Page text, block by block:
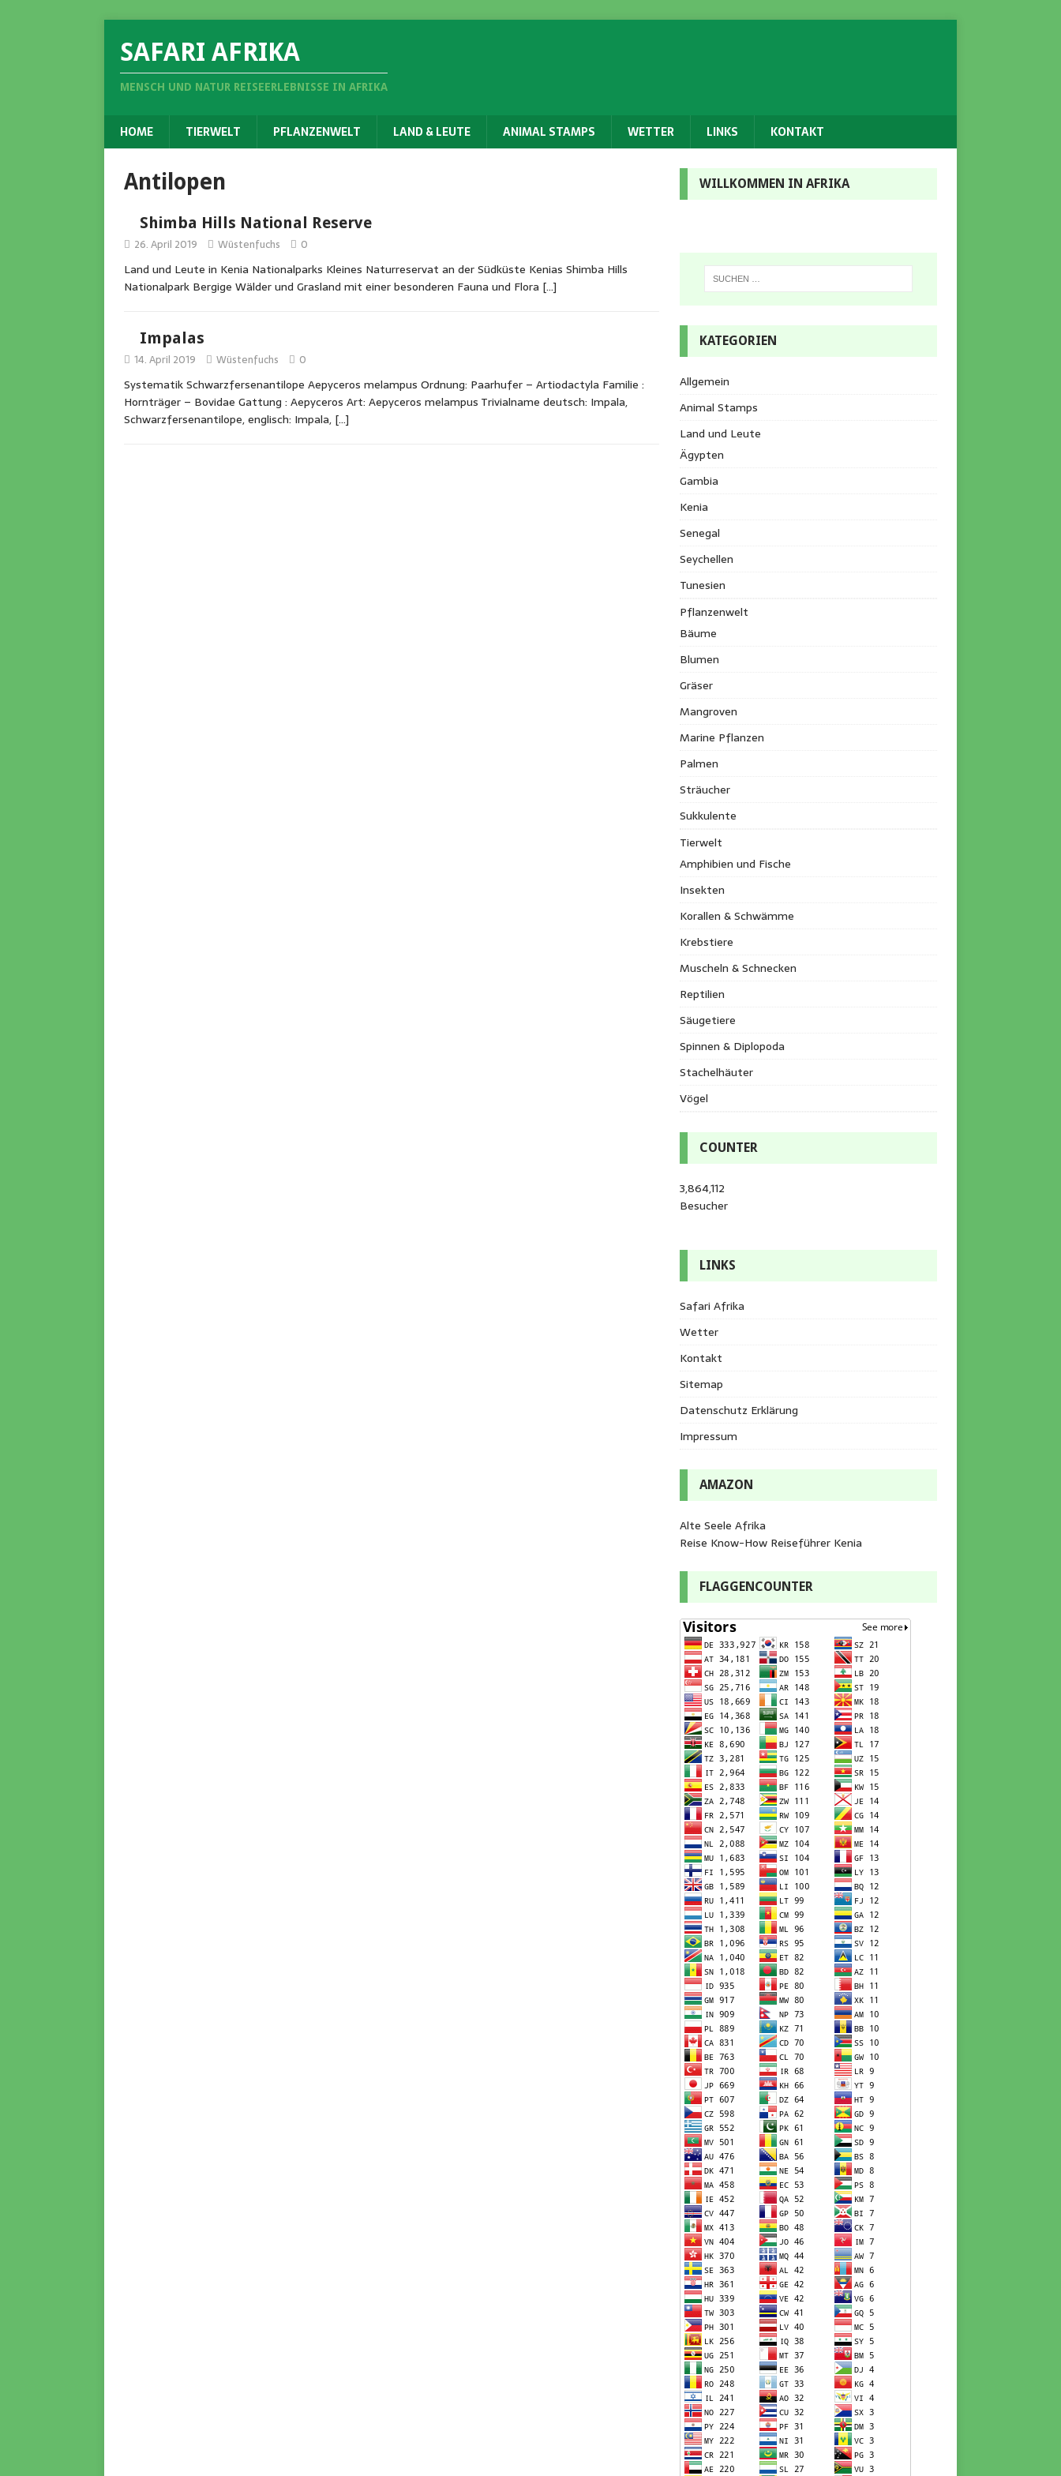
SAFARI AFRIKA
MENSCH UND NATUR REISEERLEBNISSE IN AFRIKA
HOME TIERWELT PFLANZENWELT LAND & LEUTE ANIMAL STAMPS WETTER LINKS KONTAKT
Antilopen
Shimba Hills National Reserve
26. April 2019 Wüstenfuchs 0
Land und Leute in Kenia Nationalparks Kleines Naturreservat an der Südküste Kenias Shimba Hills
Nationalpark Bergige Wälder und Grasland mit einer besonderen Fauna und Flora […]
Impalas
14. April 2019 Wüstenfuchs 0
Systematik Schwarzfersenantilope Aepyceros melampus Ordnung: Paarhufer – Artiodactyla Familie :
Hornträger – Bovidae Gattung : Aepyceros Art: Aepyceros melampus Trivialname deutsch: Impala,
Schwarzfersenantilope, englisch: Impala, […]
WILLKOMMEN IN AFRIKA
KATEGORIEN
Allgemein
Animal Stamps
Land und Leute
Ägypten
Gambia
Kenia
Senegal
Seychellen
Tunesien
Pflanzenwelt
Bäume
Blumen
Gräser
Mangroven
Marine Pflanzen
Palmen
Sträucher
Sukkulente
Tierwelt
Amphibien und Fische
Insekten
Korallen & Schwämme
Krebstiere
Muscheln & Schnecken
Reptilien
Säugetiere
Spinnen & Diplopoda
Stachelhäuter
Vögel
COUNTER
3,864,112
Besucher
LINKS
Safari Afrika
Wetter
Kontakt
Sitemap
Datenschutz Erklärung
Impressum
AMAZON
Alte Seele Afrika
Reise Know-How Reiseführer Kenia
FLAGGENCOUNTER